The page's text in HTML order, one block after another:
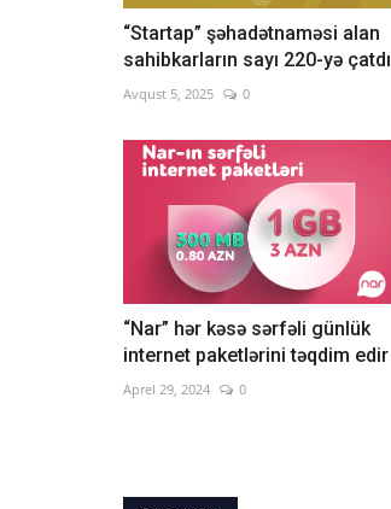
“Startap” şəhadətnaməsi alan
sahibkarların sayı 220-yə çatdı
Avqust 5, 2025 0
“Nar” hər kəsə sərfəli günlük
internet paketlərini təqdim edir
Aprel 29, 2024 0